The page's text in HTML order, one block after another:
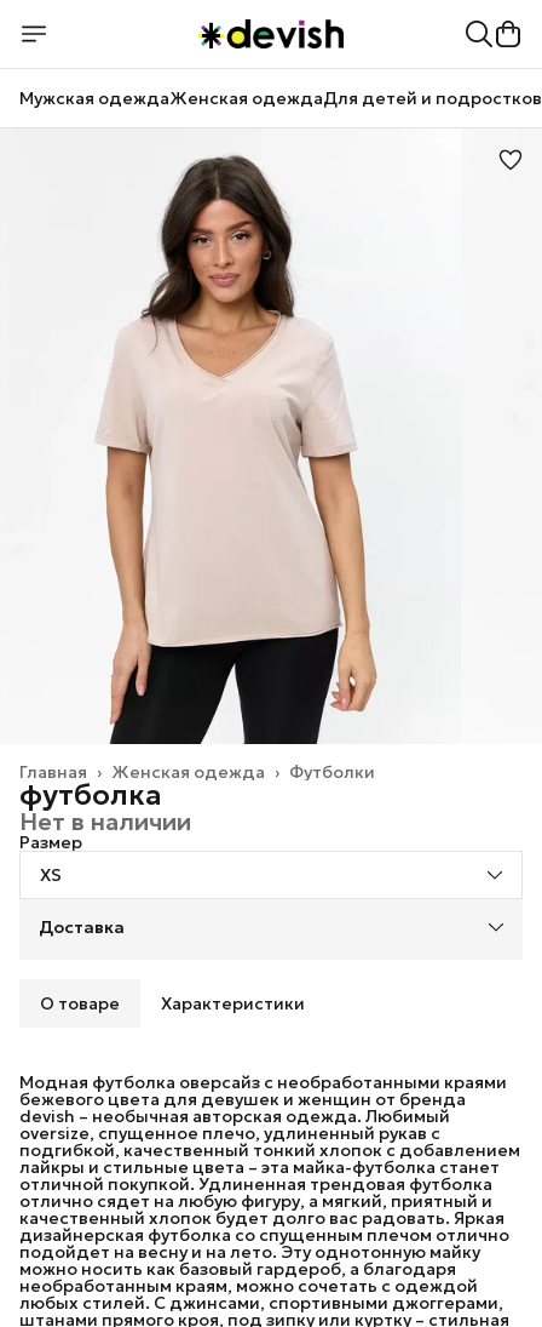
Мужская одеждаЖенская одеждаДля детей и подростков
Футболки
Женская одежда ›
Главная ›
футболка
Нет в наличии
Размер
XS
Доставка
О товаре Характеристики
Модная футболка оверсайз с необработанными краями
бежевого цвета для девушек и женщин от бренда
devish – необычная авторская одежда. Любимый
oversize, спущенное плечо, удлиненный рукав с
подгибкой, качественный тонкий хлопок с добавлением
лайкры и стильные цвета – эта майка-футболка станет
отличной покупкой. Удлиненная трендовая футболка
отлично сядет на любую фигуру, а мягкий, приятный и
качественный хлопок будет долго вас радовать. Яркая
дизайнерская футболка со спущенным плечом отлично
подойдет на весну и на лето. Эту однотонную майку
можно носить как базовый гардероб, а благодаря
необработанным краям, можно сочетать с одеждой
любых стилей. С джинсами, спортивными джоггерами,
штанами прямого кроя, под зипку или куртку – стильная